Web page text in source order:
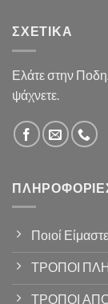
ΣΧΕΤΙΚΆ
Ελάτε στην
ψάχνετε.
Ποιοί Είμαστε
ΤΡΟΠΟΙ
ΤΡΟΠΟΙ